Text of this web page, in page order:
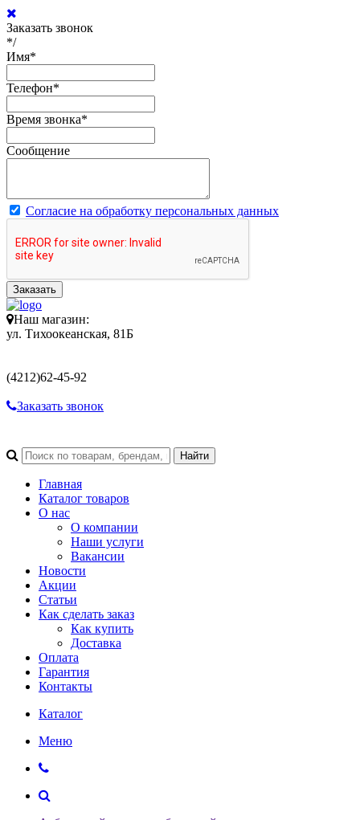
Заказать звонок
*/
Имя*
Телефон*
Время звонка*
Сообщение
Согласие на обработку персональных данных
Заказать
Наш магазин:
ул. Тихоокеанская, 81Б
(4212)62-45-92
Заказать звонок
Главная
Каталог товаров
О нас
О компании
Наши услуги
Вакансии
Новости
Акции
Статьи
Как сделать заказ
Как купить
Доставка
Оплата
Гарантия
Контакты
Каталог
Меню